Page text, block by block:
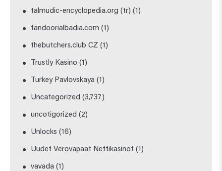
talmudic-encyclopedia.org (tr) (1)
tandoorialbadia.com (1)
thebutchers.club CZ (1)
Trustly Kasino (1)
Turkey Pavlovskaya (1)
Uncategorized (3,737)
uncotigorized (2)
Unlocks (16)
Uudet Verovapaat Nettikasinot (1)
vavada (1)